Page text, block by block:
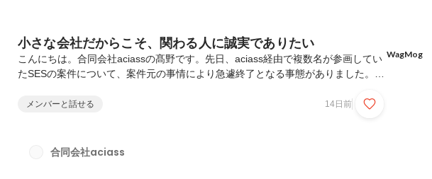
小さな会社だからこそ、関わる人に誠実でありたい
こんにちは。合同会社aciassの髙野です。先日、aciass経由で複数名が参画してい
たSESの案件について、案件元の事情により急遽終了となる事態がありました。当
の説明を受ける形となり、関係者にとってもかなり戸惑いの大きい状況でした。突
きました。本件については、関係各所とのやり取りを経て、aciassとして一定の整
メンバーと話せる 14日前
合同会社aciass
WagMog